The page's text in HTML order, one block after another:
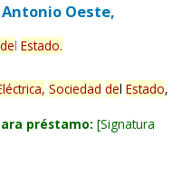
Oeste,
del Estado.
Sociedad del Estado,
préstamo: Signatura